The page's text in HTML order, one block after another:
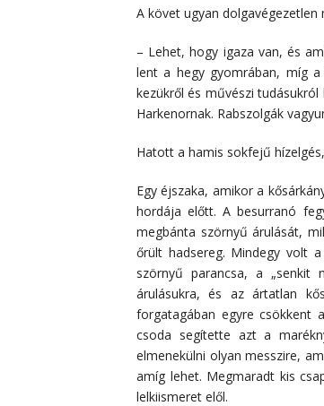
A követ ugyan
– Lehet, hogy igaza van, és
lent a hegy gyomrában, míg
kezükről és művészi
Harkenornak. Rabszolgák
Hatott a hamis sokfejű
Egy éjszaka, amikor a
hordája előtt. A besurranó
megbánta szörnyű árulását,
őrült hadsereg. Mindegy volt
szörnyű parancsa, a „senkit
árulásukra, és az ártatlan
forgatagában egyre csökkent
csoda segítette azt a
elmenekülni olyan messzire,
amíg lehet. Megmaradt kis
lelkiismeret elől.